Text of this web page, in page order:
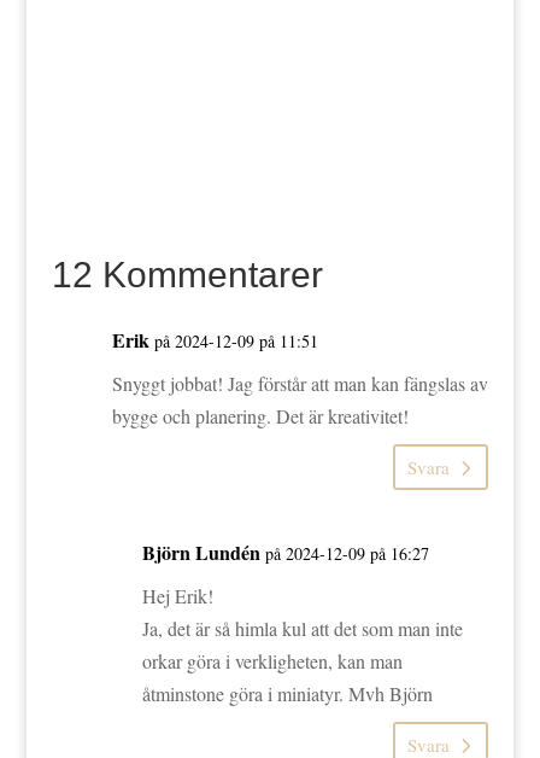
12 Kommentarer
Erik på 2024-12-09 på 11:51
Snyggt jobbat! Jag förstår att man kan fängslas av
bygge och planering. Det är kreativitet!
Svara
Björn Lundén på 2024-12-09 på 16:27
Hej Erik!
Ja, det är så himla kul att det som man inte
orkar göra i verkligheten, kan man
åtminstone göra i miniatyr. Mvh Björn
Svara